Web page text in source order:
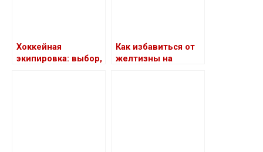
Хоккейная
экипировка: выбор,
Как избавиться от
желтизны на